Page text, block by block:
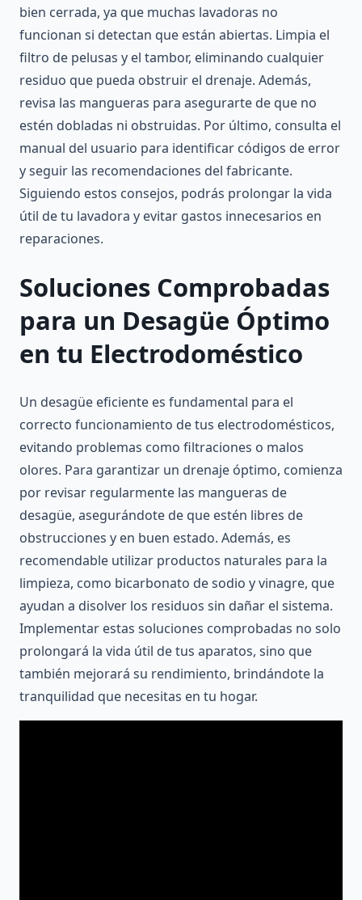
bien cerrada, ya que muchas lavadoras no
funcionan si detectan que están abiertas. Limpia el
filtro de pelusas y el tambor, eliminando cualquier
residuo que pueda obstruir el drenaje. Además,
revisa las mangueras para asegurarte de que no
estén dobladas ni obstruidas. Por último, consulta el
manual del usuario para identificar códigos de error
y seguir las recomendaciones del fabricante.
Siguiendo estos consejos, podrás prolongar la vida
útil de tu lavadora y evitar gastos innecesarios en
reparaciones.
Soluciones Comprobadas
para un Desagüe Óptimo
en tu Electrodoméstico
Un desagüe eficiente es fundamental para el
correcto funcionamiento de tus electrodomésticos,
evitando problemas como filtraciones o malos
olores. Para garantizar un drenaje óptimo, comienza
por revisar regularmente las mangueras de
desagüe, asegurándote de que estén libres de
obstrucciones y en buen estado. Además, es
recomendable utilizar productos naturales para la
limpieza, como bicarbonato de sodio y vinagre, que
ayudan a disolver los residuos sin dañar el sistema.
Implementar estas soluciones comprobadas no solo
prolongará la vida útil de tus aparatos, sino que
también mejorará su rendimiento, brindándote la
tranquilidad que necesitas en tu hogar.